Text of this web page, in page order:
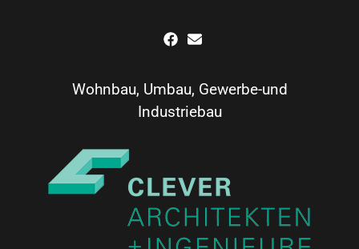
Wohnbau, Umbau, Gewerbe-und
Industriebau